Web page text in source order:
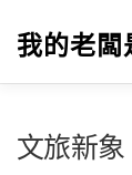
我的老闆
文旅新象